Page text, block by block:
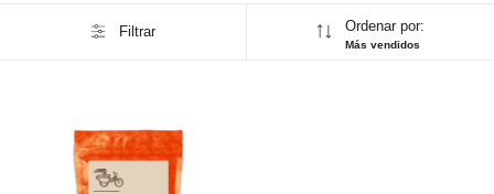
Filtrar Ordenar por:
Más vendidos